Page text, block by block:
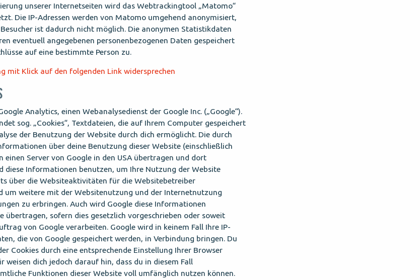
unserer Internetseiten wird das Webtrackingtool „Matomo“
Die IP-Adressen werden von Matomo umgehend anonymisiert,
ist dadurch nicht möglich. Die anonymen Statistikdaten
eventuell angegebenen personenbezogenen Daten gespeichert
auf eine bestimmte Person zu.
mit Klick auf den folgenden Link widersprechen
Analytics, einen Webanalysedienst der Google Inc. („Google“).
sog. „Cookies“, Textdateien, die auf Ihrem Computer gespeichert
der Benutzung der Website durch dich ermöglicht. Die durch
über deine Benutzung dieser Website (einschließlich
einen Server von Google in den USA übertragen und dort
diese Informationen benutzen, um Ihre Nutzung der Website
über die Websiteaktivitäten für die Websitebetreiber
um weitere mit der Websitenutzung und der Internetnutzung
zu erbringen. Auch wird Google diese Informationen
übertragen, sofern dies gesetzlich vorgeschrieben oder soweit
von Google verarbeiten. Google wird in keinem Fall Ihre IP-
die von Google gespeichert werden, in Verbindung bringen. Du
Cookies durch eine entsprechende Einstellung Ihrer Browser
weisen dich jedoch darauf hin, dass du in diesem Fall
Funktionen dieser Website voll umfänglich nutzen können.